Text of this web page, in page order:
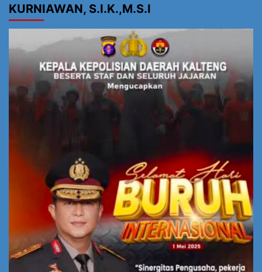
KURNIAWAN, S.I.K.,M.S.I